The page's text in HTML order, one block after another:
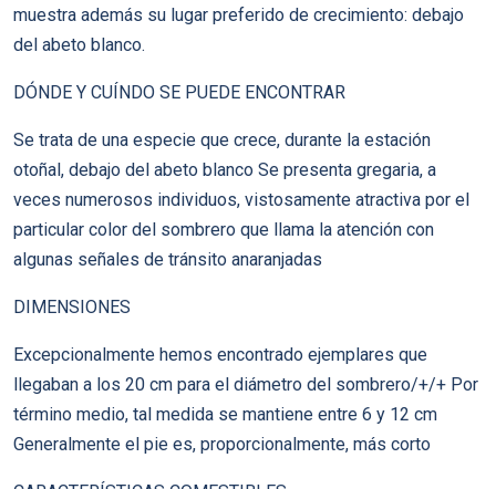
muestra además su lugar preferido de crecimiento: debajo
del abeto blanco.
DÓNDE Y CUÍNDO SE PUEDE ENCONTRAR
Se trata de una especie que crece, durante la estación
otoñal, debajo del abeto blanco Se presenta gregaria, a
veces numerosos individuos, vistosamente atractiva por el
particular color del sombrero que llama la atención con
algunas señales de tránsito anaranjadas
DIMENSIONES
Excepcionalmente hemos encontrado ejemplares que
llegaban a los 20 cm para el diámetro del sombrero/+/+ Por
término medio, tal medida se mantiene entre 6 y 12 cm
Generalmente el pie es, proporcionalmente, más corto